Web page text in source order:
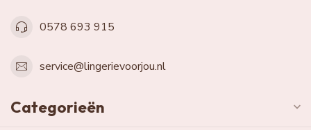
0578 693 915
service@lingerievoorjou.nl
Categorieën